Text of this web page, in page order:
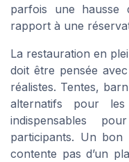
parfois une
rapport à une
La restauration en
doit être pensée
réalistes. Tentes,
alternatifs pour
indispensables
participants. Un
contente pas d’un